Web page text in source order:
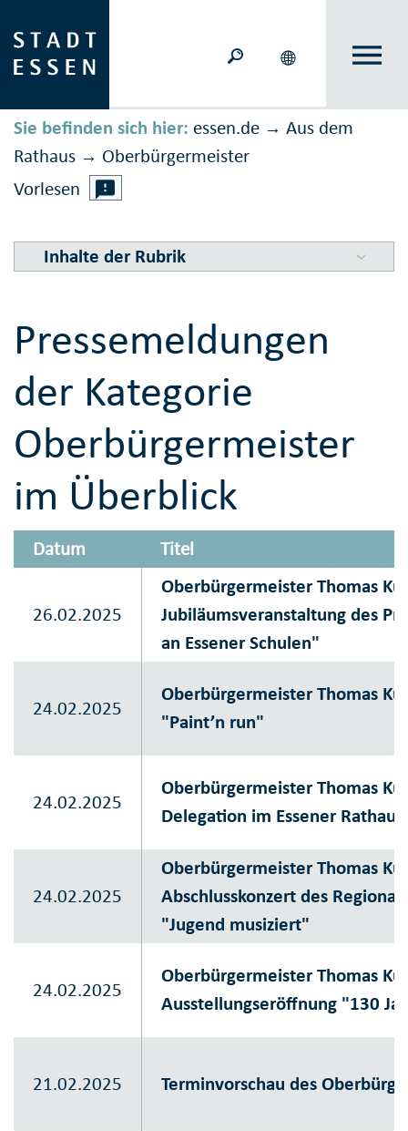
Sie befinden sich hier: essen.de → Aus dem
Rathaus → Ober­bürger­meister
Vorlesen
Inhalte der Rubrik
Pressemeldungen
der Kategorie
Oberbürgermeister
im Überblick
Datum Titel
26.02.2025
Oberbürgermeister Thomas
Jubiläumsveranstaltung des
an Essener Schulen"
24.02.2025
Oberbürgermeister Thomas
"Paint’n run"
24.02.2025
Oberbürgermeister Thomas
Delegation im Essener Rathaus
24.02.2025
Oberbürgermeister Thomas
Abschlusskonzert des
"Jugend musiziert"
24.02.2025
Oberbürgermeister Thomas
Ausstellungseröffnung "130
21.02.2025 Terminvorschau des